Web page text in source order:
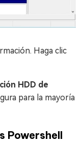
Haga clic
HDD de
para la mayoría
Powershell